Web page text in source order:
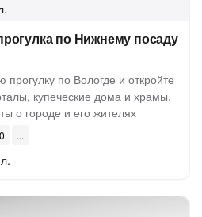
по Нижнему посаду
по Вологде и откройте
купеческие дома и храмы.
о городе и его жителях